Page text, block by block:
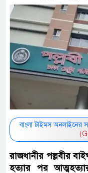
বাংলা টাইমস
রাজধানীর পল্লবীর
হত্যার পর